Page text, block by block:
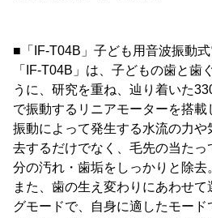
■「IF-T04B」子ども用音波振動
「IF-T04B」は、子どもの歯と歯
うに、研究を重ね、辿り着いた
で振動するリニアモーターを搭
振動によって発生する水流の力
去するだけでなく、毛先の当た
分の汚れ・歯垢をしっかりと除去
また、歯の生え変わりにあわせ
グモードで、自身に適したモード